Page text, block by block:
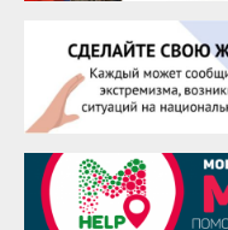
Сэсэгма Бубеева
28 августа
Чингиз Мустафаев
29 августа
Надежда Рослова
1 сентября
Гали Хасанов